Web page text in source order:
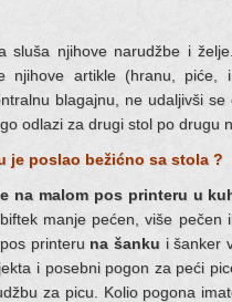
sluša njihove narudžbe i
njihove artikle (hranu, piće,
blagajnu, ne udaljivši
odlazi za drugi stol po drugu
je poslao bežićno sa stola ?
na malom pos printeru u
manje pećen, više
printeru na šanku i šanker
i posebni pogon za peći
za picu. Kolio pogona